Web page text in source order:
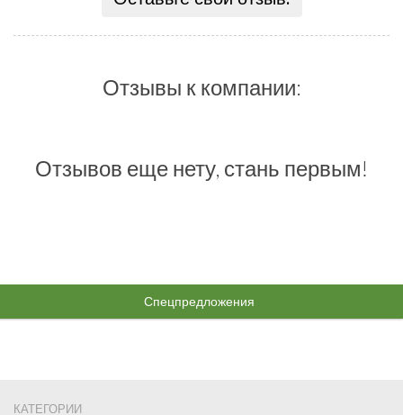
Отзывы к компании:
Отзывов еще нету, стань первым!
Спецпредложения
КАТЕГОРИИ